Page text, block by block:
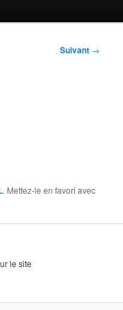
Suivant →
. Mettez-le en favori avec
le site